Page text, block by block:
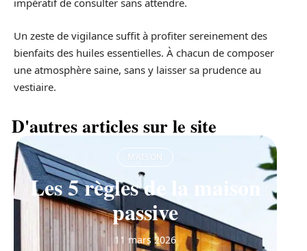
impératif de consulter sans attendre.
Un zeste de vigilance suffit à profiter sereinement des
bienfaits des huiles essentielles. À chacun de composer
une atmosphère saine, sans y laisser sa prudence au
vestiaire.
D'autres articles sur le site
MAISON
Les 5 règles de la maison
passive
11 mars 2026